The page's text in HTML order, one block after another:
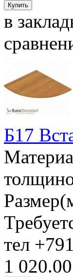
в
Б17
тел
1